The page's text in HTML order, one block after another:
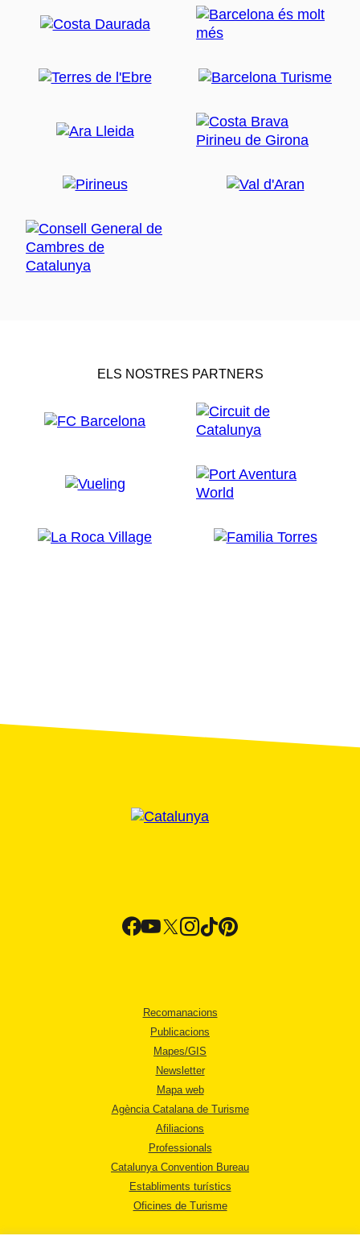
ELS NOSTRES PARTNERS
Recomanacions
Publicacions
Mapes/GIS
Newsletter
Mapa web
Agència Catalana de Turisme
Afiliacions
Professionals
Catalunya Convention Bureau
Establiments turístics
Oficines de Turisme